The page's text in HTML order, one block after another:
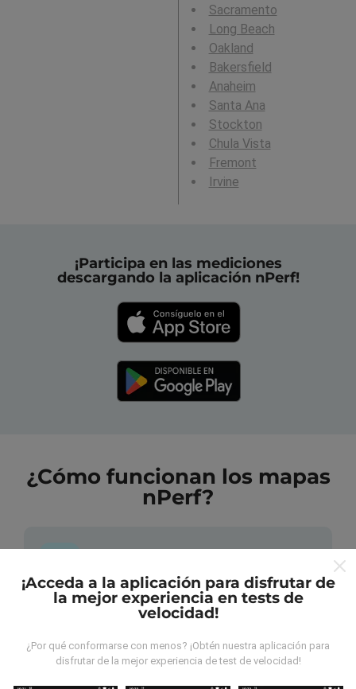
Sacramento
Long Beach
Oakland
Bakersfield
Anaheim
Santa Ana
Stockton
Chula Vista
Fremont
Irvine
¡Participa en las mediciones
descargando la aplicación nPerf!
¿Cómo funcionan los mapas
nPerf?
¿De dónde provienen los datos?
Las mediciones almacenadas son realizadas por los
usuarios de la aplicación nPerf. Son mediciones
¡Acceda a la aplicación para disfrutar de
la mejor experiencia en tests de
velocidad!
¿Por qué conformarse con menos? ¡Obtén nuestra aplicación para
disfrutar de la mejor experiencia de test de velocidad!